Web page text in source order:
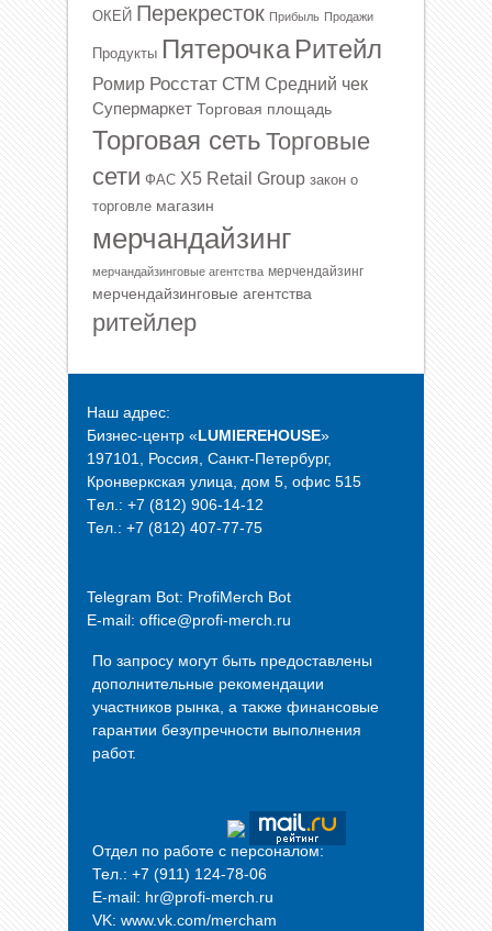
ОКЕЙ Перекресток Прибыль Продажи
Продукты Пятерочка Ритейл
Ромир Росстат СТМ Средний чек
Супермаркет Торговая площадь
Торговая сеть Торговые
сети ФАС Х5 Retail Group закон о
торговле магазин
мерчандайзинг
мерчандайзинговые агентства мерчендайзинг
мерчендайзинговые агентства
ритейлер
Наш адрес:
Бизнес-центр «LUMIEREHOUSE»
197101, Россия, Санкт-Петербург,
Кронверкская улица, дом 5, офис 515
Tел.: +7 (812) 906-14-12
Тел.: +7 (812) 407-77-75
Telegram Bot: ProfiMerch Bot
E-mail: office@profi-merch.ru
По запросу могут быть предоставлены
дополнительные рекомендации
участников рынка, а также финансовые
гарантии безупречности выполнения
работ.
Отдел по работе с персоналом:
Тел.: +7 (911) 124-78-06
E-mail: hr@profi-merch.ru
VK: www.vk.com/mercham